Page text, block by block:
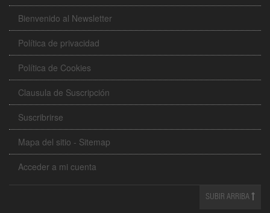
Bienvenido al Newsletter
Política de privacidad
Política de Cookies
Clausula de Suscripción
Suscribrirse
Mapa del sitio - Sitemap
Acceder a mi cuenta
SUBIR ARRIBA